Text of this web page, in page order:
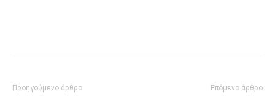
Προηγούμενο άρθρο Επόμενο άρθρο